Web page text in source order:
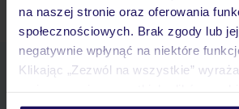
na naszej stronie oraz oferowania
społecznościowych. Brak zgody lub
negatywnie wpłynąć na niektóre
Klikając „Zezwól na wszystkie”
Ubezpieczenia turystyczne Grecja - dowiedz
Pobierz bezpłatną aplikację TUI